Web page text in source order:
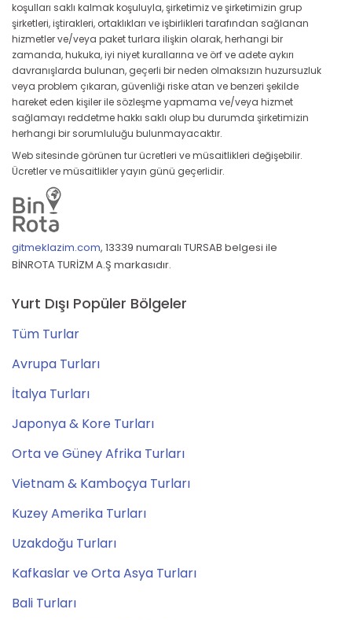
koşulları saklı kalmak koşuluyla, şirketimiz ve şirketimizin grup
şirketleri, iştirakleri, ortaklıkları ve işbirlikleri tarafından sağlanan
hizmetler ve/veya paket turlara ilişkin olarak, herhangi bir
zamanda, hukuka, iyi niyet kurallarına ve örf ve adete aykırı
davranışlarda bulunan, geçerli bir neden olmaksızın huzursuzluk
veya problem çıkaran, güvenliği riske atan ve benzeri şekilde
hareket eden kişiler ile sözleşme yapmama ve/veya hizmet
sağlamayı reddetme hakkı saklı olup bu durumda şirketimizin
herhangi bir sorumluluğu bulunmayacaktır.
Web sitesinde görünen tur ücretleri ve müsaitlikleri değişebilir.
Ücretler ve müsaitlikler yayın günü geçerlidir.
gitmeklazim.com, 13339 numaralı TURSAB belgesi ile
BİNROTA TURİZM A.Ş markasıdır.
Yurt Dışı Popüler Bölgeler
Tüm Turlar
Avrupa Turları
İtalya Turları
Japonya & Kore Turları
Orta ve Güney Afrika Turları
Vietnam & Kamboçya Turları
Kuzey Amerika Turları
Uzakdoğu Turları
Kafkaslar ve Orta Asya Turları
Bali Turları